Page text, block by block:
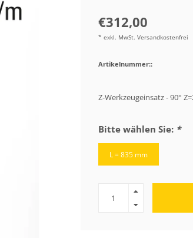
€312,00
* exkl. MwSt. Versandkostenfrei
Artikelnummer::
Z-Werkzeugeinsatz - 90°
Bitte wählen Sie: *
L = 835 mm